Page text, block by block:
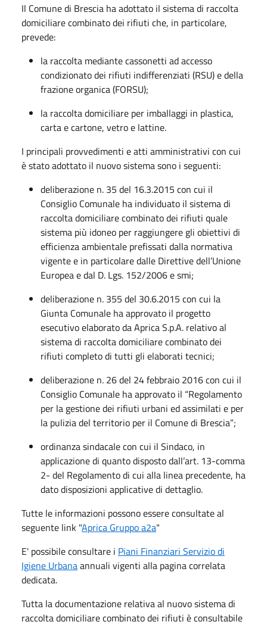
​​​​Il Comune di Brescia ha adottato il sistema di raccolta
domiciliare combinato dei rifiuti che, in particolare,
prevede:
la raccolta mediante cassonetti ad accesso
condizionato dei rifiuti indifferenziati (RSU) e della
frazione organica (FORSU);
la raccolta domiciliare per imballaggi in plastica,
carta e cartone, vetro e lattine.
I principali provvedimenti e atti amministrativi con cui
è stato adottato il nuovo sistema sono i seguenti:
deliberazione n. 35 del 16.3.2015 con cui il
Consiglio Comunale ha individuato il sistema di
raccolta domiciliare combinato dei rifiuti quale
sistema più idoneo per raggiungere gli obiettivi di
efficienza ambientale prefissati dalla normativa
vigente e in particolare dalle Direttive dell’Unione
Europea e dal D. Lgs. 152/2006 e smi;
deliberazione n. 355 del 30.6.2015 con cui la
Giunta Comunale ha approvato il progetto
esecutivo elaborato da Aprica S.p.A. relativo al
sistema di raccolta domiciliare combinato dei
rifiuti completo di tutti gli elaborati tecnici;
deliberazione n. 26 del 24 febbraio 2016 con cui il
Consiglio Comunale ha approvato il “Regolamento
per la gestione dei rifiuti urbani ed assimilati e per
la pulizia del territorio per il Comune di Brescia”;
ordinanza sindacale con cui il Sindaco, in
applicazione di quanto disposto dall’art. 13-comma
2- del Regolamento di cui alla linea precedente, ha
dato disposizioni applicative di dettaglio.
Tutte le informazioni possono essere consultate al
seguente link "Aprica Gruppo a2a"
E' possibile consultare i Piani Finanziari Servizio di
Igiene Urbanaannuali vigenti alla pagina correlata
dedicata.​
Tutta la documentazione relativa al nuovo sistema di
raccolta domiciliare combinato dei rifiuti è consultabile